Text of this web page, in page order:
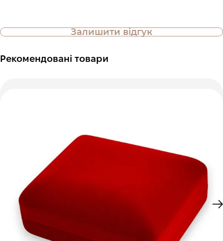
Залишити відгук
Рекомендовані товари